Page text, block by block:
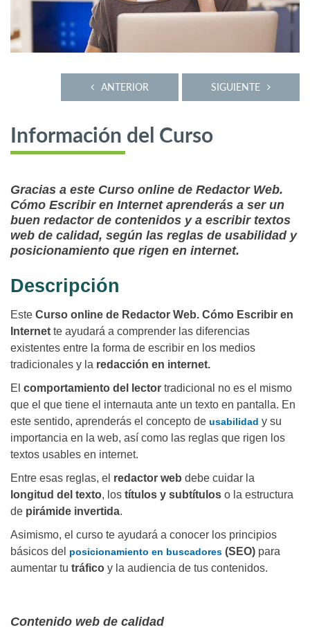
SIGUIENTE
ANTERIOR
Información del Curso
Gracias a este Curso online de Redactor Web.
Cómo Escribir en Internet aprenderás a ser un
buen redactor de contenidos y a escribir textos
web de calidad, según las reglas de usabilidad y
posicionamiento que rigen en internet.
Descripción
Este Curso online de Redactor Web. Cómo Escribir en
Internet te ayudará a comprender las diferencias
existentes entre la forma de escribir en los medios
tradicionales y la redacción en internet.
El comportamiento del lector tradicional no es el mismo
que el que tiene el internauta ante un texto en pantalla. En
este sentido, aprenderás el concepto de usabilidad y su
importancia en la web, así como las reglas que rigen los
textos usables en internet.
Entre esas reglas, el redactor web debe cuidar la
longitud del texto, los títulos y subtítulos o la estructura
de pirámide invertida.
Asimismo, el curso te ayudará a conocer los principios
básicos del posicionamiento en buscadores (SEO) para
aumentar tu tráfico y la audiencia de tus contenidos.
Contenido web de calidad